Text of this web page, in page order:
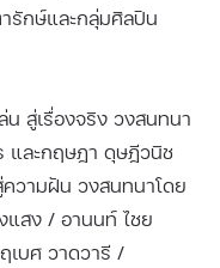
รักษ์และกลุ่มศิลปิน
น สู่เรื่องจริง วงสนทนา
ละกฤษฎา ดุษฎีวนิช
วามฝัน วงสนทนาโดย
แสง / อานนท์ ไชย
บศ วาดวารี /